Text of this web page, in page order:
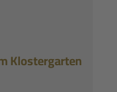
Klostergarten